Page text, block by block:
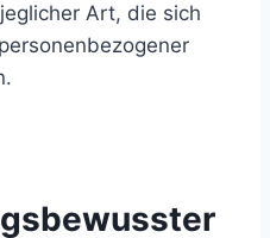
Art, die sich